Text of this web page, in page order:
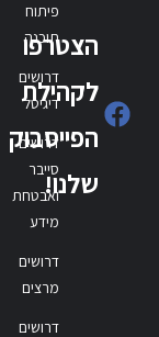
הצטרפו
לקהילת
הפייסבוק
שלנו!
פיתוח
תוכנה
דרושים
דיגיטל
דרושים
סייבר
ואבטחת
מידע
דרושים
מרצים
דרושים